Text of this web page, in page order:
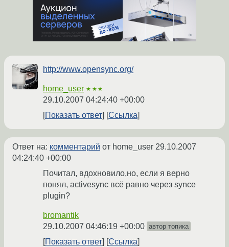
http://www.opensync.org/
home_user ★★★
29.10.2007 04:24:40 +00:00
Показать ответ
Ссылка
Ответ на: комментарий от home_user 29.10.2007
04:24:40 +00:00
Почитал, вдохновило,но, если я верно
понял, activesync всё равно через synce
plugin?
bromantik
29.10.2007 04:46:19 +00:00 автор топика
Показать ответ Ссылка